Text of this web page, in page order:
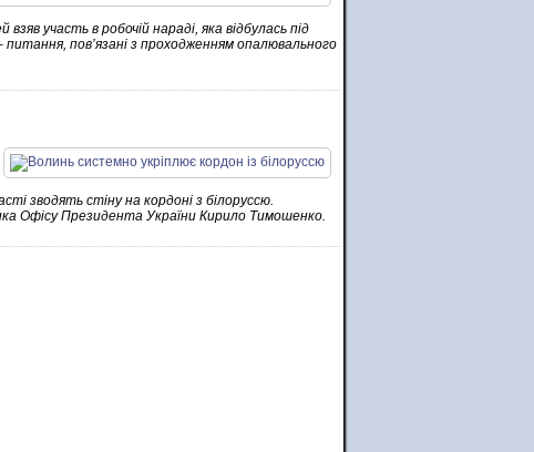
участь в робочій нараді, яка відбулась під
пов’язані з проходженням опалювального
зводять стіну на кордоні з білоруссю.
Офісу Президента України Кирило Тимошенко.